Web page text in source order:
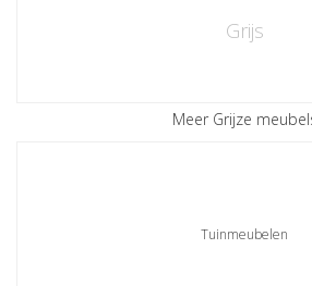
Grijs
Meer Grijze
Tuinmeubelen